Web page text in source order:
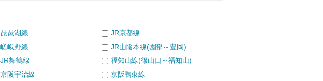
琵琶湖線
JR京都線
嵯峨野線
JR山陰本線(園部～豊岡)
JR舞鶴線
福知山線(篠山口～福知山)
京阪宇治線
京阪鴨東線